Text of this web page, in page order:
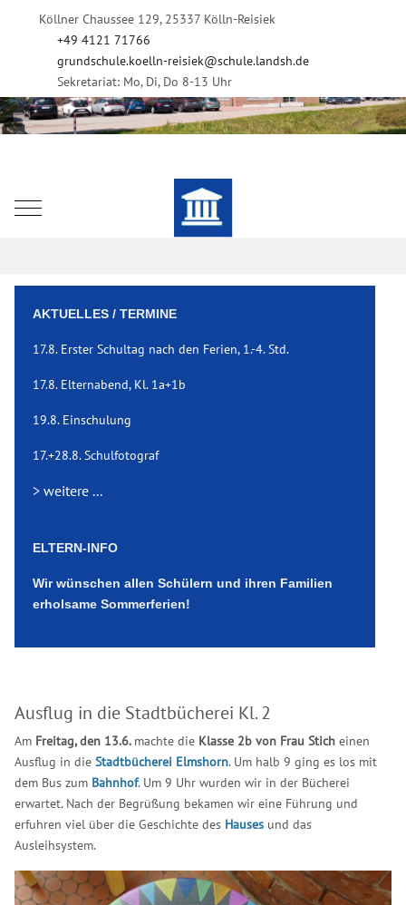
Köllner Chaussee 129, 25337 Kölln-Reisiek
+49 4121 71766
grundschule.koelln-reisiek@schule.landsh.de
Sekretariat: Mo, Di, Do 8-13 Uhr
Mobile Menu Toggle
AKTUELLES / TERMINE
17.8. Erster Schultag nach den Ferien, 1.-4. Std.
17.8. Elternabend, Kl. 1a+1b
19.8. Einschulung
17.+28.8. Schulfotograf
> weitere ...
ELTERN-INFO
Wir wünschen allen Schülern und ihren Familien
erholsame Sommerferien!
Ausflug in die Stadtbücherei Kl. 2
Am Freitag, den 13.6. machte die Klasse 2b von Frau Stich einen
Ausflug in dieStadtbücherei Elmshorn. Um halb 9 ging es los mit
dem Bus zum Bahnhof. Um 9 Uhr wurden wir in der Bücherei
erwartet. Nach der Begrüßung bekamen wir eine Führung und
erfuhren viel über die Geschichte des Hauses und das
Ausleihsystem.